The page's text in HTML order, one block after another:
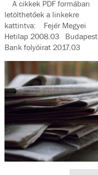
A cikkek PDF formában
letölthetőek a linkekre
kattintva: Fejér Megyei
Hetilap 2008.03 Budapest
Bank folyóirat 2017.03